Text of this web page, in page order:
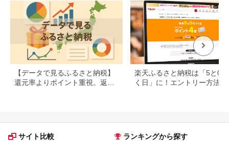
タル 支払い 地域通貨
送料無料
【データで見るふるさと納税】
還元率よりポイント重視。返礼
楽天ふるさと納税は「5と0
く日」に！エントリー方法や
サイト比較 ランキングから探す